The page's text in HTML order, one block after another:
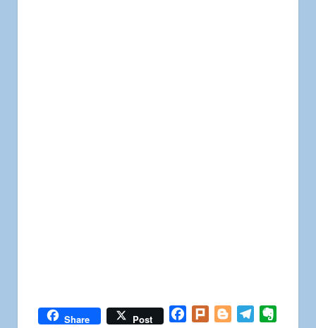
Share Post Facebook
Plurk BloggerTelegram